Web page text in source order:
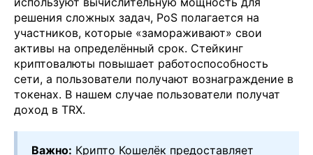
решения сложных задач, PoS полагается на
участников, которые «замораживают» свои
активы на определённый срок. Стейкинг
криптовалюты повышает работоспособность
сети, а пользователи получают вознаграждение в
токенах. В нашем случае пользователи получат
доход в TRX.
Важно: Крипто Кошелёк предоставляет